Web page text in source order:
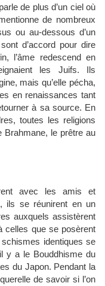
de plus d’un ciel où
de nombreux
ou au-dessous d’un
d’accord pour dire
l’âme redescend en
les Juifs. Ils
mais qu’elle pécha,
en renaissances tant
à sa source. En
toutes les religions
Brahmane, le prêtre au
avec les amis et
ils se réunirent en un
auxquels assistèrent
celles que se posèrent
identiques se
y a le Bouddhisme du
du Japon. Pendant la
de savoir si l’on